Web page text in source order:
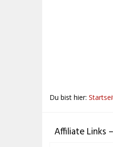
Du bist hier:
Affiliate Links